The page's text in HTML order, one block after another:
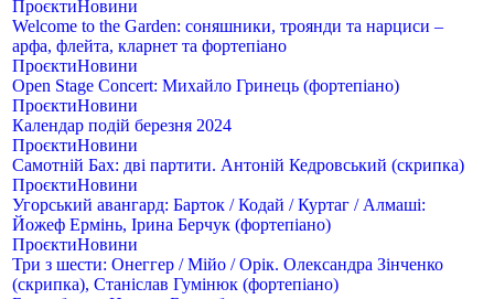
ПроєктиНовини
Welcome to the Garden: соняшники, троянди та нарциси –
арфа, флейта, кларнет та фортепіано
ПроєктиНовини
Open Stage Сoncert: Михайло Гринець (фортепіано)
ПроєктиНовини
Календар подій березня 2024
ПроєктиНовини
Самотній Бах: дві партити. Антоній Кедровський (скрипка)
ПроєктиНовини
Угорський авангард: Барток / Кодай / Куртаг / Алмаші:
Йожеф Ермінь, Ірина Берчук (фортепіано)
ПроєктиНовини
Три з шести: Онеггер / Мійо / Орік. Олександра Зінченко
(скрипка), Станіслав Гумінюк (фортепіано)